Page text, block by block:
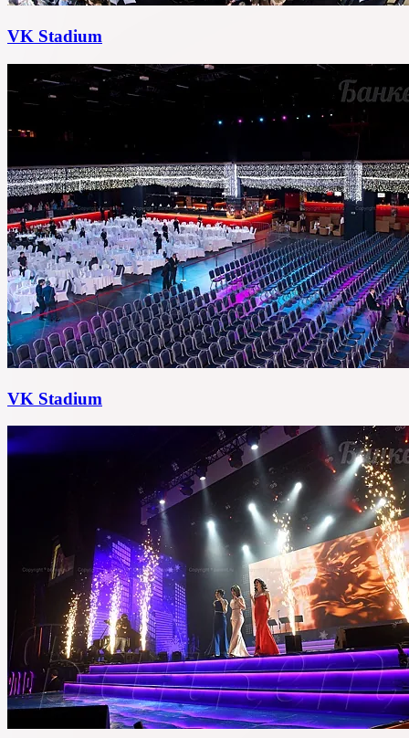
VK Stadium
VK Stadium